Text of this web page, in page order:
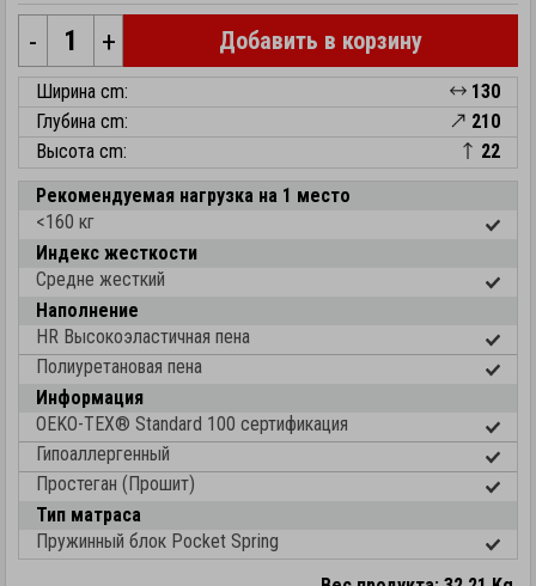
- + Добавить в корзину
Ширина cm:
130
Глубина cm:
210
Высота cm:
22
Рекомендуемая нагрузка на 1 место
<160 кг
Индекс жесткости
Средне жесткий
Наполнение
HR Высокоэластичная пена
Полиуретановая пена
Информация
OEKO-TEX® Standard 100 cертификация
Гипоаллергенный
Простеган (Прошит)
Тип матраса
Пружинный блок Pocket Spring